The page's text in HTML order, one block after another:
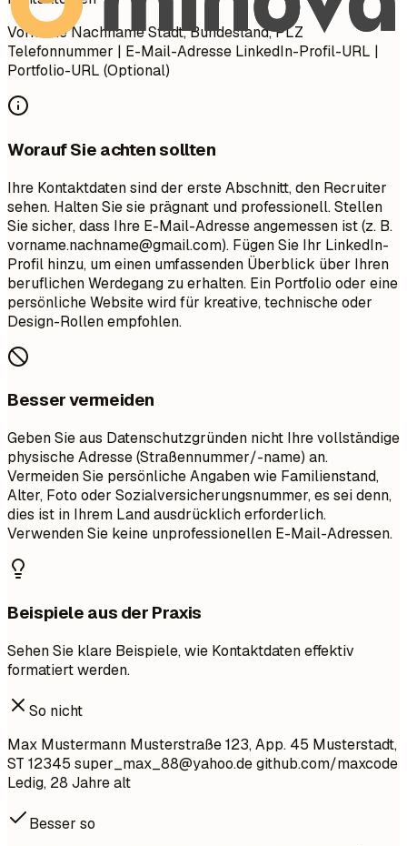
Vorname Nachname Stadt, Bundesland, PLZ
Telefonnummer | E-Mail-Adresse LinkedIn-Profil-URL |
Portfolio-URL (Optional)
Worauf Sie achten sollten
Ihre Kontaktdaten sind der erste Abschnitt, den Recruiter
sehen. Halten Sie sie prägnant und professionell. Stellen
Sie sicher, dass Ihre E-Mail-Adresse angemessen ist (z. B.
vorname.nachname@gmail.com). Fügen Sie Ihr LinkedIn-
Profil hinzu, um einen umfassenden Überblick über Ihren
beruflichen Werdegang zu erhalten. Ein Portfolio oder eine
persönliche Website wird für kreative, technische oder
Design-Rollen empfohlen.
Besser vermeiden
Geben Sie aus Datenschutzgründen nicht Ihre vollständige
physische Adresse (Straßennummer/-name) an.
Vermeiden Sie persönliche Angaben wie Familienstand,
Alter, Foto oder Sozialversicherungsnummer, es sei denn,
dies ist in Ihrem Land ausdrücklich erforderlich.
Verwenden Sie keine unprofessionellen E-Mail-Adressen.
Beispiele aus der Praxis
Sehen Sie klare Beispiele, wie Kontaktdaten effektiv
formatiert werden.
So nicht
Max Mustermann Musterstraße 123, App. 45 Musterstadt,
ST 12345 super_max_88@yahoo.degithub.com/maxcode
Ledig, 28 Jahre alt
Besser so